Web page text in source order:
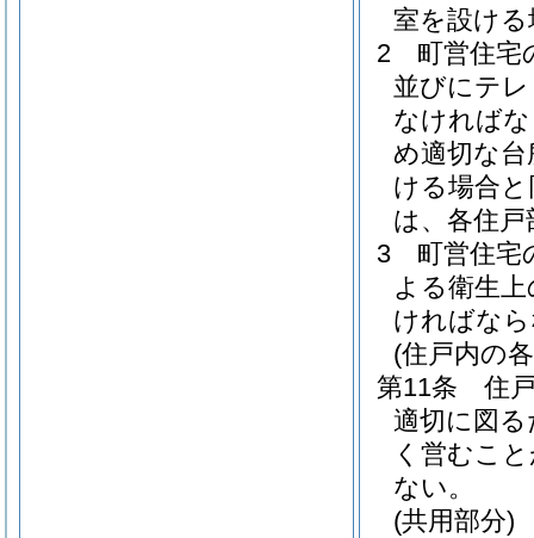
室を設け
2
町営住宅
並びにテ
なければ
め適切な
ける場合
は、各住
3
町営住宅
よる衛生
ければな
(住戸内の
第11条
住
適切に図
く営むこ
ない。
(共用部分)